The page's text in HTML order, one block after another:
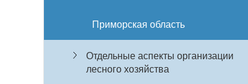
Приморская область
Отдельные аспекты организации
лесного хозяйства